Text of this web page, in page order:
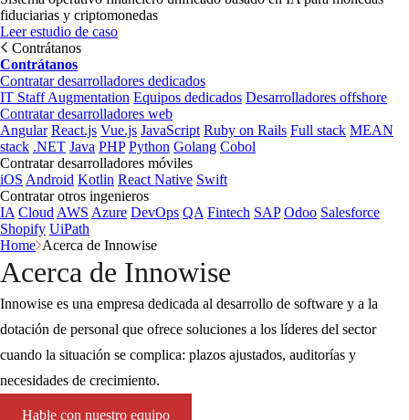
fiduciarias y criptomonedas
Leer estudio de caso
Contrátanos
Contrátanos
Contratar desarrolladores dedicados
IT Staff Augmentation Equipos dedicados Desarrolladores offshore
Contratar desarrolladores web
Angular React.js Vue.js JavaScript Ruby on Rails Full stack MEAN
stack .NET Java PHP Python Golang Cobol
Contratar desarrolladores móviles
iOS Android Kotlin React Native Swift
Contratar otros ingenieros
IA Cloud AWS Azure DevOps QA Fintech SAP Odoo Salesforce
Shopify UiPath
Home Acerca de Innowise
Acerca de Innowise
Innowise es una empresa dedicada al desarrollo de software y a la
dotación de personal que ofrece soluciones a los líderes del sector
cuando la situación se complica: plazos ajustados, auditorías y
necesidades de crecimiento.
Hable con nuestro equipo